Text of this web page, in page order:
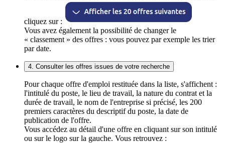
cliquez sur :
Vous avez également la possibilité de changer le
« classement » des offres : vous pouvez par exemple les trier
par date.
4. Consulter les offres issues de votre recherche
Pour chaque offre d'emploi restituée dans la liste, s'affichent :
l'intitulé du poste, le lieu de travail, la nature du contrat et la
durée de travail, le nom de l'entreprise si précisé, les 200
premiers caractères du descriptif du poste, la date de
publication de l'offre.
Vous accédez au détail d'une offre en cliquant sur son intitulé
ou sur le logo sur la gauche. Vous retrouvez :